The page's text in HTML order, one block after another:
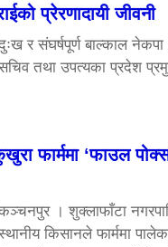
प्रेरणादायी जीवनी
र संघर्षपूर्ण बाल्काल
तथा उपत्यका प्रदेश
फार्ममा ‘फाउल
। शुक्लाफाँटा
किसानले फार्ममा